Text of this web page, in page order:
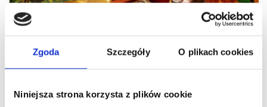
Zgoda Szczegóły O plikach cookies
Niniejsza strona korzysta z plików cookie